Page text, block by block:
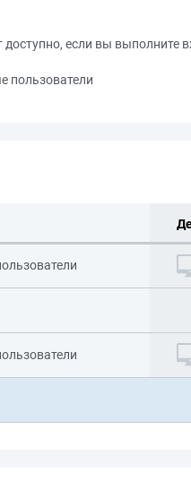
если вы выполните
пользователи